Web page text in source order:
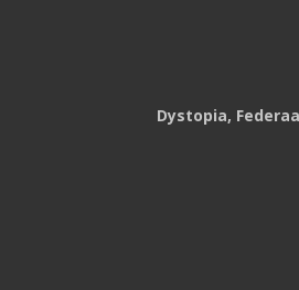
Dystopia,